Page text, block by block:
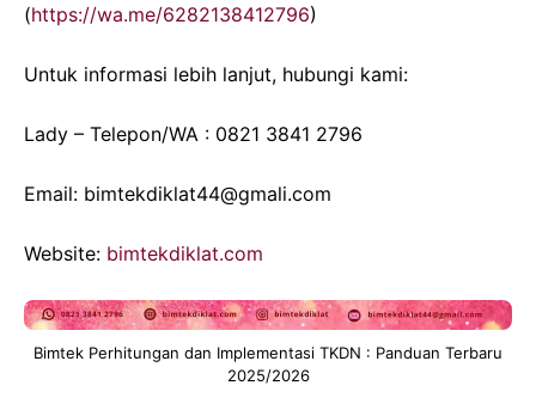
(https://wa.me/6282138412796)
Untuk informasi lebih lanjut, hubungi kami:
Lady – Telepon/WA : 0821 3841 2796
Email: bimtekdiklat44@gmali.com
Website: bimtekdiklat.com
Bimtek Perhitungan dan Implementasi TKDN : Panduan Terbaru
2025/2026